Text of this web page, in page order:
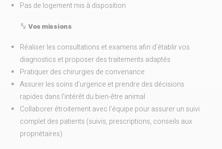
Pas de logement mis à disposition
Vos missions
Réaliser les consultations et examens afin d’établir vos
diagnostics et proposer des traitements adaptés
Pratiquer des chirurgies de convenance
Assurer les soins d’urgence et prendre des décisions
rapides dans l’intérêt du bien-être animal
Collaborer étroitement avec l’équipe pour assurer un suivi
complet des patients (suivis, prescriptions, conseils aux
propriétaires)